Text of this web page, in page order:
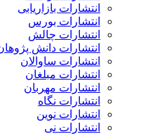
انتشارات بازاریابی
انتشارات بورس
انتشارات چالش
انتشارات دانش
انتشارات ساوالان
انتشارات مبلغان
انتشارات مهربان
انتشارات نگاه
انتشارات نوین
انتشارات نی